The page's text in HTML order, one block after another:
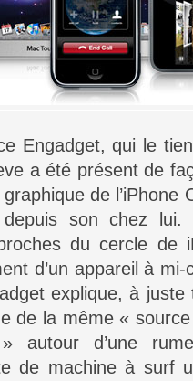
Engadget, qui le
a été présent de
graphique de
son chez
du cercle de
d’un appareil à mi-
explique, à juste
de la même «
d’une
de machine à surf